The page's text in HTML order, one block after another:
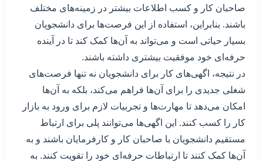
صاحبان کار و کسب اطلاعات بیشتر در زمینه‌های مختلف
باشند. بنابراین، استفاده از این فرصت‌ها برای دانشجویان
بسیار حیاتی است و می‌تواند به آن‌ها کمک کند تا در آینده
حرفه‌ای خود موفقیت بیشتری داشته باشند.
در نتیجه، اگهی‌های کار برای دانشجویان نه تنها فرصت‌های
شغلی جدیدی را برای آن‌ها فراهم می‌کند، بلکه به آن‌ها
امکان می‌دهد تا مهارت‌ها و تجربیات لازم برای ورود به بازار
کار را کسب کنند. این اگهی‌ها می‌توانند پلی برای ارتباط
مستقیم دانشجویان با صاحبان کار و کارفرمایان باشند و به
آن‌ها کمک کنند تا ارتباطات حرفه‌ای خود را تقویت کنند. به